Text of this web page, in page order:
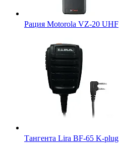
Рация Motorola VZ-20 UHF
Тангента Lira BF-65 K-plug